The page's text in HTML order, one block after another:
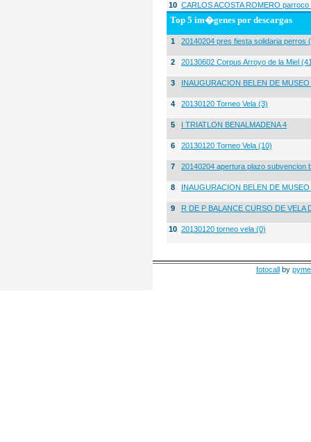
10 CARLOS ACOSTA ROMERO
Top 5 im�genes por descargas
1 20140204 pres fiesta solidaria perros
2 20130602 Corpus Arroyo de la Miel
3 INAUGURACION BELEN DE
4 20130120 Torneo Vela (3)
5 I TRIATLON BENALMADENA 4
6 20130120 Torneo Vela (10)
7 20140204 apertura plazo subvencion
8 INAUGURACION BELEN DE
9 R DE P BALANCE CURSO DE VELA
10 20130120 torneo vela (0)
fotocall by